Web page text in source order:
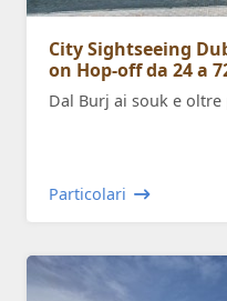
City Sightseeing
on Hop-off da 24 a
Dal Burj ai souk e
Particolari